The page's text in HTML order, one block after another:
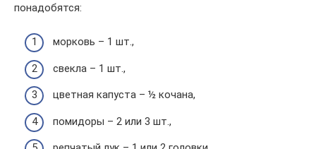
понадобятся:
морковь – 1 шт.,
свекла – 1 шт.,
цветная капуста – ½ кочана,
помидоры – 2 или 3 шт.,